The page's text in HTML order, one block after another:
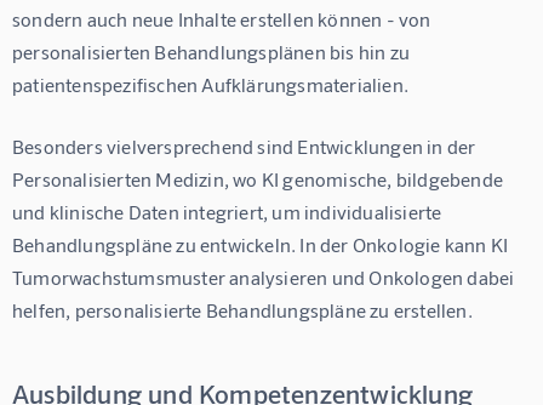
sondern auch neue Inhalte erstellen können - von
personalisierten Behandlungsplänen bis hin zu
patientenspezifischen Aufklärungsmaterialien.
Besonders vielversprechend sind Entwicklungen in der
Personalisierten Medizin, wo KI genomische, bildgebende
und klinische Daten integriert, um individualisierte
Behandlungspläne zu entwickeln. In der Onkologie kann KI
Tumorwachstumsmuster analysieren und Onkologen dabei
helfen, personalisierte Behandlungspläne zu erstellen.
Ausbildung und Kompetenzentwicklung